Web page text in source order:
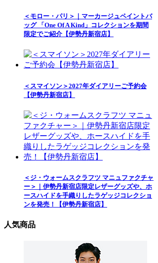
＜モロー・パリ＞｜マーカージュペイントバ
ッグ 「One Of A Kind」コレクションを期間
限定でご紹介【伊勢丹新宿店】
＜スマイソン＞2027年ダイアリーご予約会
【伊勢丹新宿店】
＜ジ・ウォームスクラフツ マニュファクチャ
ー＞｜伊勢丹新宿店限定レザーグッズや、ホ
ースハイドを手織りしたラゲッジコレクショ
ンを発売！【伊勢丹新宿店】
人気商品